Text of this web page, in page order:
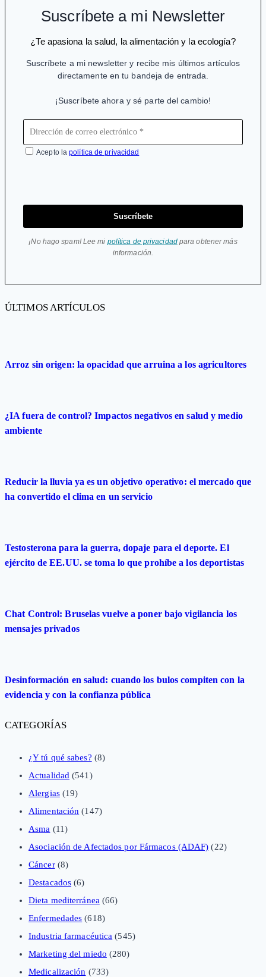
están
Suscríbete a mi Newsletter
¿Te apasiona la salud, la alimentación y la ecología?
Suscríbete a mi newsletter y recibe mis últimos artículos
directamente en tu bandeja de entrada.
¡Suscríbete ahora y sé parte del cambio!
Acepto lapolítica de privacidad
Suscríbete
¡No hago spam! Lee mi política de privacidadpara obtener más
información.
ÚLTIMOS ARTÍCULOS
Arroz sin origen: la opacidad que arruina a los agricultores
¿IA fuera de control? Impactos negativos en salud y medio
ambiente
Reducir la lluvia ya es un objetivo operativo: el mercado que
ha convertido el clima en un servicio
Testosterona para la guerra, dopaje para el deporte. El
ejército de EE.UU. se toma lo que prohíbe a los deportistas
Chat Control: Bruselas vuelve a poner bajo vigilancia los
mensajes privados
Desinformación en salud: cuando los bulos compiten con la
evidencia y con la confianza pública
CATEGORÍAS
¿Y tú qué sabes? (8)
Actualidad (541)
Alergias(19)
Alimentación (147)
Asma (11)
Asociación de Afectados por Fármacos (ADAF) (22)
Cáncer(8)
Destacados (6)
Dieta mediterránea (66)
Enfermedades (618)
Industria farmacéutica (545)
Marketing del miedo (280)
Medicalización (733)